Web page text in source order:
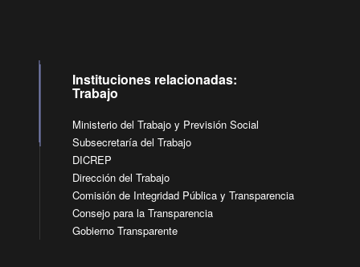
Instituciones relacionadas:
Trabajo
Ministerio del Trabajo y Previsión Social
Subsecretaría del Trabajo
DICREP
Dirección del Trabajo
Comisión de Integridad Pública y Transparencia
Consejo para la Transparencia
Gobierno Transparente